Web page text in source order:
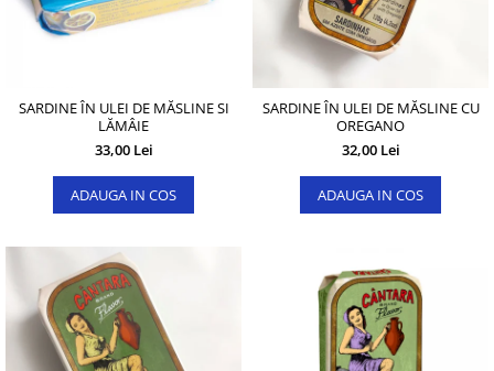
SARDINE ÎN ULEI DE MĂSLINE SI
LĂMÂIE
33,00 Lei
ADAUGA IN COS
SARDINE ÎN ULEI DE MĂSLINE CU
OREGANO
32,00 Lei
ADAUGA IN COS